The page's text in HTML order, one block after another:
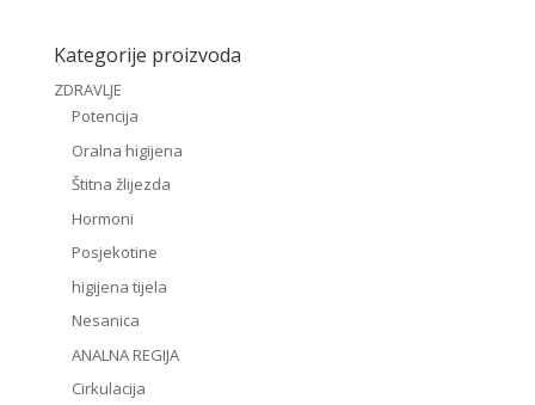
Kategorije proizvoda
ZDRAVLJE
Potencija
Oralna higijena
Štitna žlijezda
Hormoni
Posjekotine
higijena tijela
Nesanica
ANALNA REGIJA
Cirkulacija